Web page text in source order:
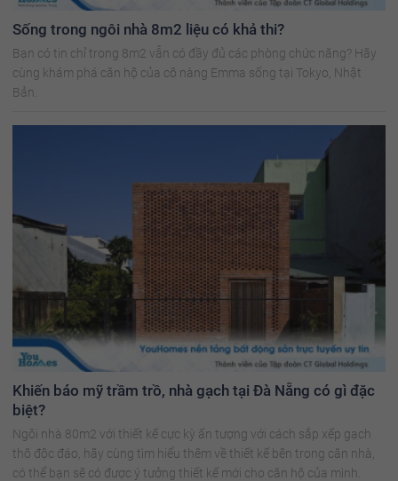
Sống trong ngôi nhà 8m2 liệu có khả thi?
Bạn có tin chỉ trong 8m2 vẫn có đầy đủ các phòng chức năng? Hãy
cùng khám phá căn hộ của cô nàng Emma sống tại Tokyo, Nhật
Bản.
Khiến báo mỹ trầm trồ, nhà gạch tại Đà Nẵng có gì đặc
biệt?
Ngôi nhà 80m2 với thiết kế cực kỳ ấn tượng với cách sắp xếp gạch
thô độc đáo, hãy cùng tìm hiểu thêm về thiết kế bên trong căn nhà,
có thể bạn sẽ có được ý tưởng thiết kế mới cho căn hộ của mình.